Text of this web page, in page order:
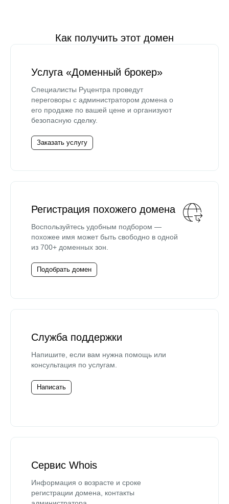
Как получить этот домен
Услуга «Доменный брокер»
Специалисты Руцентра проведут
переговоры с администратором домена о
его продаже по вашей цене и организуют
безопасную сделку.
Заказать услугу
Регистрация похожего домена
Воспользуйтесь удобным подбором —
похожее имя может быть свободно в одной
из 700+ доменных зон.
Подобрать домен
Служба поддержки
Напишите, если вам нужна помощь или
консультация по услугам.
Написать
Сервис Whois
Информация о возрасте и сроке
регистрации домена, контакты